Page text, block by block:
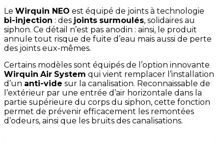
Le Wirquin NEO est équipé de joints à technologie
bi-injection : des joints surmoulés, solidaires au
siphon. Ce détail n’est pas anodin : ainsi, le produit
annule tout risque de fuite d’eau mais aussi de perte
des joints eux-mêmes.
Certains modèles sont équipés de l’option innovante
Wirquin Air System qui vient remplacer l’installation
d’un anti-vide sur la canalisation. Reconnaissable de
l’extérieur par une entrée d’air horizontale dans la
partie supérieure du corps du siphon, cette fonction
permet de prévenir efficacement les remontées
d’odeurs, ainsi que les bruits des canalisations.